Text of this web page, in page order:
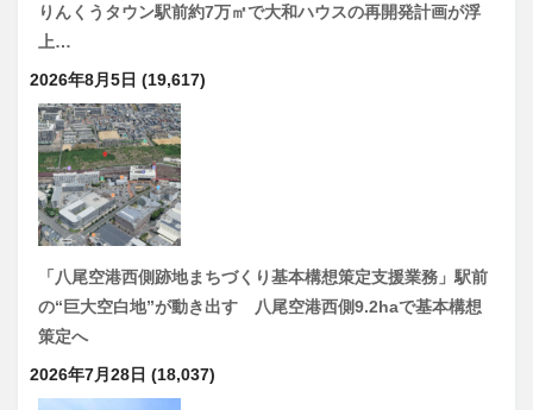
りんくうタウン駅前約7万㎡で大和ハウスの再開発計画が浮
上…
2026年8月5日 (19,617)
「八尾空港西側跡地まちづくり基本構想策定支援業務」駅前
の“巨大空白地”が動き出す 八尾空港西側9.2haで基本構想
策定へ
2026年7月28日 (18,037)